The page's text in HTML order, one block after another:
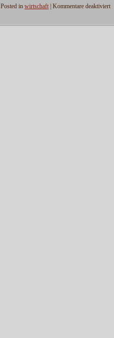
Posted in wirtschaft Kommentare deaktiviertfür